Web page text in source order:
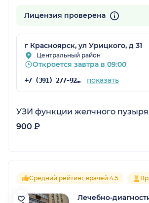
Лицензия проверена
г Красноярск, ул Урицкого, д 31
Центральный район
Откроется завтра в 09:00
+7 (391) 277-92-52 показать
УЗИ функции желчного пузыря
900 ₽
Средний рейтинг врачей 4.5
Лечебно-